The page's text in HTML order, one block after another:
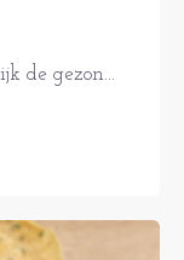
de gezon...